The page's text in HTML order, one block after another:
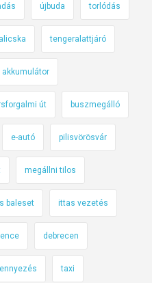
újbuda torlódás
tengeralattjáró
akkumulátor
út buszmegálló
e-autó pilisvörösvár
megállni tilos
baleset ittas vezetés
debrecen
taxi